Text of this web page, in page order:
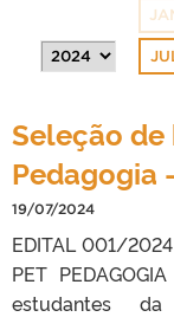
Seleção de
Pedagogia
19/07/2024
EDITAL 001/2024
PET
estudantes